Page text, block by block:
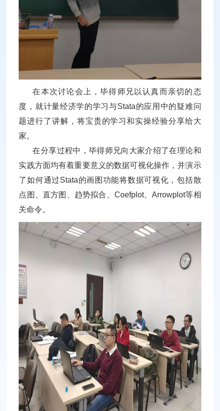
在本次讨论会上，毕得师兄以认真而亲切的态
度，就计量经济学的学习与Stata的应用中的疑难问
题进行了讲解，将宝贵的学习和实操经验分享给大
家。
在分享过程中，毕得师兄向大家介绍了在理论和
实践方面均有着重要意义的数据可视化操作，并演示
了如何通过Stata的画图功能将数据可视化，包括散
点图、直方图、趋势拟合、Coefplot、Arrowplot等相
关命令。